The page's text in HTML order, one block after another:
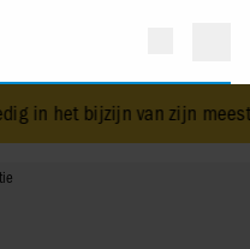
van zijn meest dierbaren•